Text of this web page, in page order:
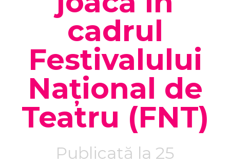
cadrul
Festivalului
Național de
Teatru (FNT)
Publicată la 25